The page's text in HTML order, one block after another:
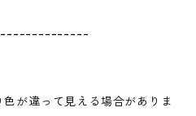
が違って見える場合がありま